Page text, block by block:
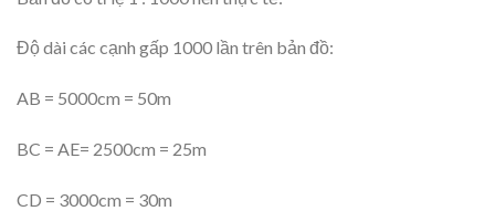
Độ dài các cạnh gấp 1000 lần trên bản đồ:
AB = 5000cm = 50m
BC = AE= 2500cm = 25m
CD = 3000cm = 30m